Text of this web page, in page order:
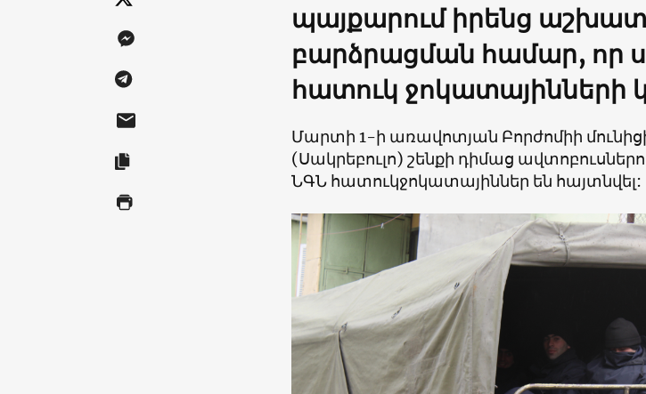
պայքարում իրենց
բարձրացման համար, որ
հատուկ ջոկատայինների
Մարտի 1-ի առավոտյան Բորժոմիի
(Սակրեբուլո) շենքի դիմաց
ՆԳՆ հատուկջոկատայիններ են հայտնվել: